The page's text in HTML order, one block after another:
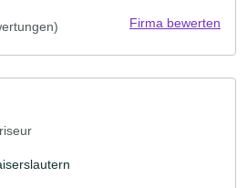
Firma bewerten